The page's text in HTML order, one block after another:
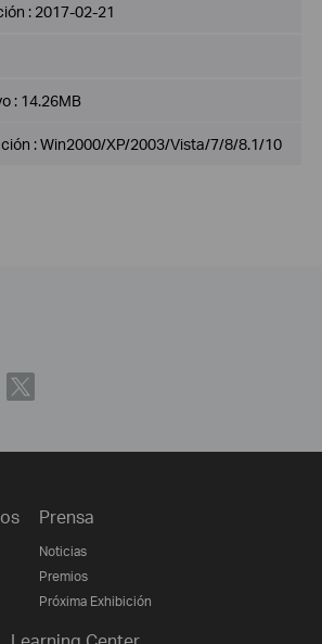
: 2017-02-21
: 14.26MB
: Win2000/XP/2003/Vista/7/8/8.1/10
Prensa
Noticias
Premios
Próxima Exhibición